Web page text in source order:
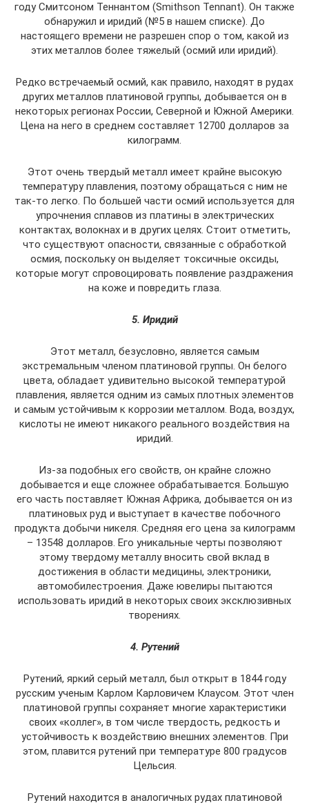
году Смитсоном Теннантом (Smithson Tennant). Он также
обнаружил и иридий (№5 в нашем списке). До
настоящего времени не разрешен спор о том, какой из
этих металлов более тяжелый (осмий или иридий).
Редко встречаемый осмий, как правило, находят в рудах
других металлов платиновой группы, добывается он в
некоторых регионах России, Северной и Южной Америки.
Цена на него в среднем составляет 12700 долларов за
килограмм.
Этот очень твердый металл имеет крайне высокую
температуру плавления, поэтому обращаться с ним не
так-то легко. По большей части осмий используется для
упрочнения сплавов из платины в электрических
контактах, волокнах и в других целях. Стоит отметить,
что существуют опасности, связанные с обработкой
осмия, поскольку он выделяет токсичные оксиды,
которые могут спровоцировать появление раздражения
на коже и повредить глаза.
5. Иридий
Этот металл, безусловно, является самым
экстремальным членом платиновой группы. Он белого
цвета, обладает удивительно высокой температурой
плавления, является одним из самых плотных элементов
и самым устойчивым к коррозии металлом. Вода, воздух,
кислоты не имеют никакого реального воздействия на
иридий.
Из-за подобных его свойств, он крайне сложно
добывается и еще сложнее обрабатывается. Большую
его часть поставляет Южная Африка, добывается он из
платиновых руд и выступает в качестве побочного
продукта добычи никеля. Средняя его цена за килограмм
– 13548 долларов. Его уникальные черты позволяют
этому твердому металлу вносить свой вклад в
достижения в области медицины, электроники,
автомобилестроения. Даже ювелиры пытаются
использовать иридий в некоторых своих эксклюзивных
творениях.
4. Рутений
Рутений, яркий серый металл, был открыт в 1844 году
русским ученым Карлом Карловичем Клаусом. Этот член
платиновой группы сохраняет многие характеристики
своих «коллег», в том числе твердость, редкость и
устойчивость к воздействию внешних элементов. При
этом, плавится рутений при температуре 800 градусов
Цельсия.
Рутений находится в аналогичных рудах платиновой